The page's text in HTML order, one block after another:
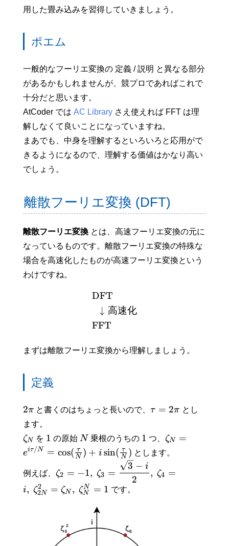
用した畳み込みを習得していきましょう。
ポエム
一般的なフーリエ変換の 定義 / 説明 と異なる部分
があるかもしれませんが、競プロであればこれで
十分だと思います。
AtCoder では AC Libraryさえ使えれば FFT は理
解しなくて良いことになっていますね。
まあでも、中身を理解するといろいろと応用がで
きるようになるので、理解する価値はかなり高い
でしょう。
離散フーリエ変換 (DFT)
離散フーリエ変換とは、高速フーリエ変換の元に
なっているものです。離散フーリエ変換の特殊な
場合を高速化したものが高速フーリエ変換という
わけですね。
DFT
↓ 高速化
FFT
まずは離散フーリエ変換から理解しましょう。
定義
2π と書くのはちょっと長いので、τ = 2π とし
ます。
ζN を 1 の原始 N 乗根のうちの 1 つ、ζN =
eiτ/N = cos( N
τ ) + i sin( N
τ ) とします。
例えば、 ζ2 = −1, ζ3 =
2
3 − i
, ζ4 =
i, ζ2N
2 = ζN , ζN
N = 1 です。